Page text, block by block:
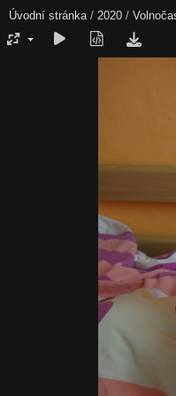
Úvodní stránka/ 2020 /